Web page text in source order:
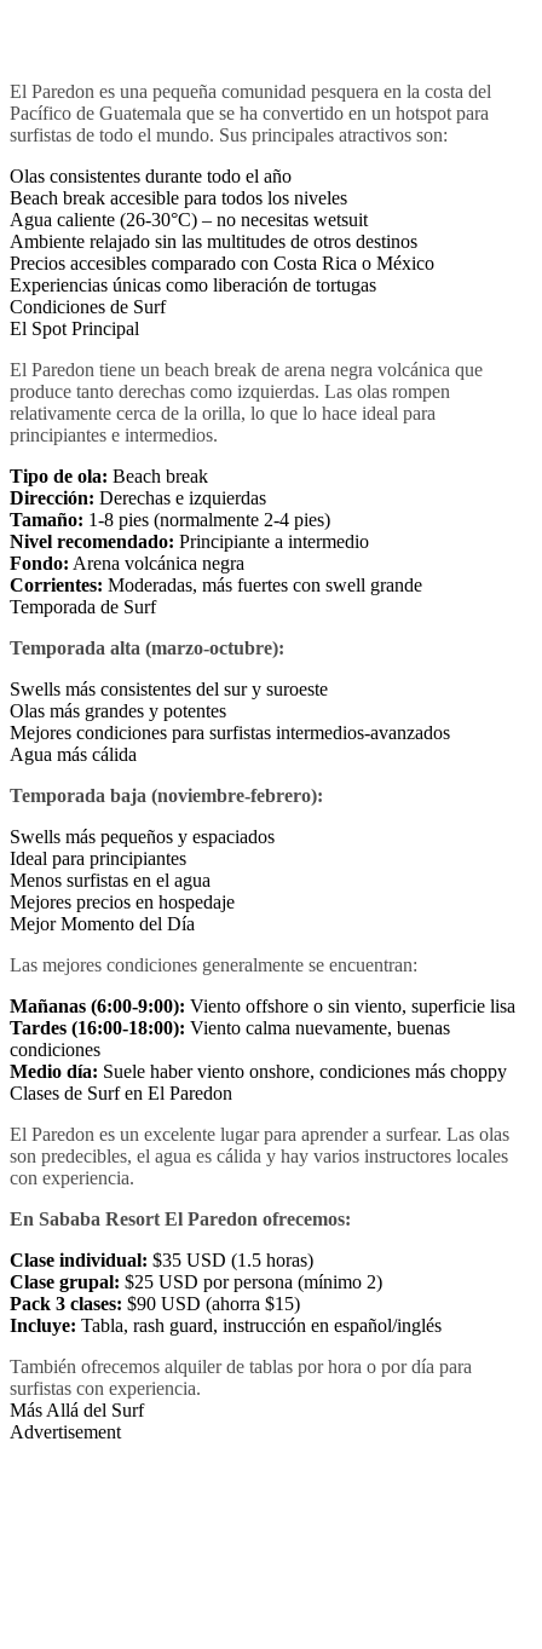
El Paredon es una pequeña comunidad pesquera en la costa del
Pacífico de Guatemala que se ha convertido en un hotspot para
surfistas de todo el mundo. Sus principales atractivos son:
Olas consistentes durante todo el año
Beach break accesible para todos los niveles
Agua caliente (26-30°C) – no necesitas wetsuit
Ambiente relajado sin las multitudes de otros destinos
Precios accesibles comparado con Costa Rica o México
Experiencias únicas como liberación de tortugas
Condiciones de Surf
El Spot Principal
El Paredon tiene un beach break de arena negra volcánica que
produce tanto derechas como izquierdas. Las olas rompen
relativamente cerca de la orilla, lo que lo hace ideal para
principiantes e intermedios.
Tipo de ola: Beach break
Dirección: Derechas e izquierdas
Tamaño: 1-8 pies (normalmente 2-4 pies)
Nivel recomendado: Principiante a intermedio
Fondo: Arena volcánica negra
Corrientes: Moderadas, más fuertes con swell grande
Temporada de Surf
Temporada alta (marzo-octubre):
Swells más consistentes del sur y suroeste
Olas más grandes y potentes
Mejores condiciones para surfistas intermedios-avanzados
Agua más cálida
Temporada baja (noviembre-febrero):
Swells más pequeños y espaciados
Ideal para principiantes
Menos surfistas en el agua
Mejores precios en hospedaje
Mejor Momento del Día
Las mejores condiciones generalmente se encuentran:
Mañanas (6:00-9:00): Viento offshore o sin viento, superficie lisa
Tardes (16:00-18:00): Viento calma nuevamente, buenas
condiciones
Medio día: Suele haber viento onshore, condiciones más choppy
Clases de Surf en El Paredon
El Paredon es un excelente lugar para aprender a surfear. Las olas
son predecibles, el agua es cálida y hay varios instructores locales
con experiencia.
En Sababa Resort El Paredon ofrecemos:
Clase individual: $35 USD (1.5 horas)
Clase grupal: $25 USD por persona (mínimo 2)
Pack 3 clases: $90 USD (ahorra $15)
Incluye: Tabla, rash guard, instrucción en español/inglés
También ofrecemos alquiler de tablas por hora o por día para
surfistas con experiencia.
Más Allá del Surf
Advertisement